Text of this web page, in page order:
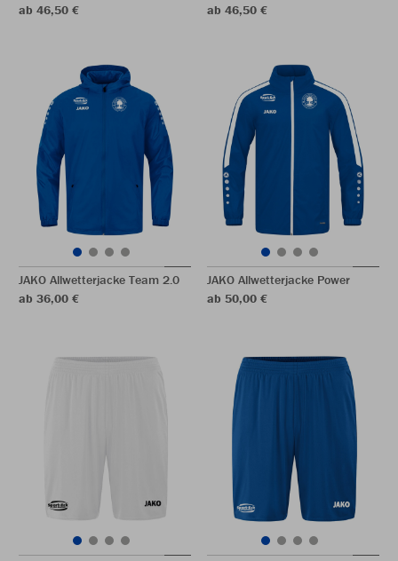
ab 46,50 €
ab 46,50 €
JAKO Allwetterjacke Team 2.0
ab 36,00 €
JAKO Allwetterjacke Power
ab 50,00 €